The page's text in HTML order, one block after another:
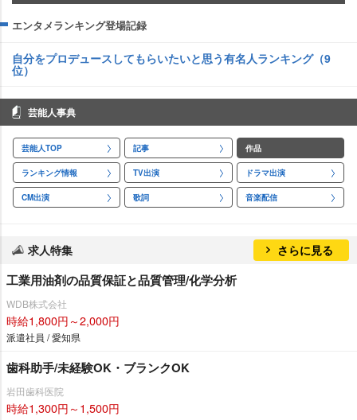
エンタメランキング登場記録
自分をプロデュースしてもらいたいと思う有名人ランキング（9
位）
芸能人事典
芸能人TOP 記事 作品
ランキング情報 TV出演 ドラマ出演
CM出演 歌詞 音楽配信
求人特集 さらに見る
工業用油剤の品質保証と品質管理/化学分析
WDB株式会社
時給1,800円～2,000円
派遣社員 / 愛知県
歯科助手/未経験OK・ブランクOK
田歯科医院
時給1,300円～1,500円